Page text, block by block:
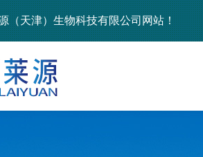
（天津）生物科技有限公司网站！